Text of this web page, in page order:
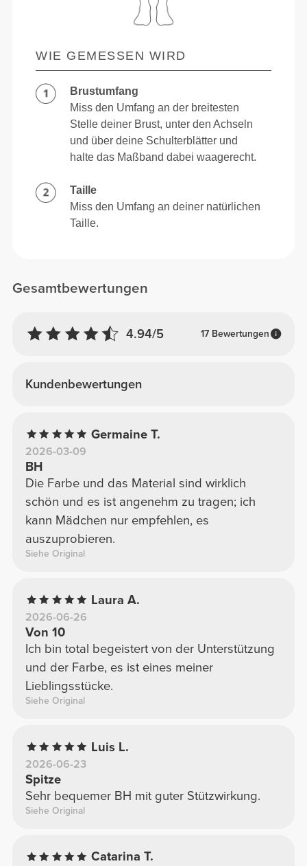
Gesamtbewertungen
4.94/5 17 Bewertungen
Kundenbewertungen
Germaine T.
2026-03-09
BH
Die Farbe und das Material sind wirklich
schön und es ist angenehm zu tragen; ich
kann Mädchen nur empfehlen, es
auszuprobieren.
Siehe Original
Laura A.
2026-06-26
Von 10
Ich bin total begeistert von der Unterstützung
und der Farbe, es ist eines meiner
Lieblingsstücke.
Siehe Original
Luis L.
2026-06-23
Spitze
Sehr bequemer BH mit guter Stützwirkung.
Siehe Original
Catarina T.
WIE GEMESSEN WIRD
Brustumfang
Miss den Umfang an der breitesten
Stelle deiner Brust, unter den Achseln
und über deine Schulterblätter und
halte das Maßband dabei waagerecht.
Taille
Miss den Umfang an deiner natürlichen
Taille.